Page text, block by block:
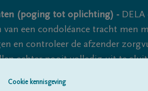
(poging tot oplichting) -
een condoléance tracht men
en controleer de afzender
echter nooit volledig uit te
Cookie kennisgeving